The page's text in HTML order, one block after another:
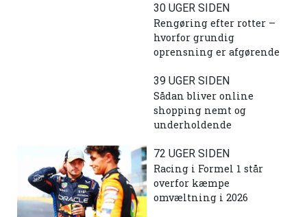
30 UGER SIDEN
Rengøring efter rotter –
hvorfor grundig
oprensning er afgørende
39 UGER SIDEN
Sådan bliver online
shopping nemt og
underholdende
72 UGER SIDEN
Racing i Formel 1 står
overfor kæmpe
omvæltning i 2026